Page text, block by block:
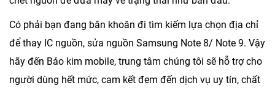
Có phải bạn đang băn khoăn đi tìm kiếm lựa chọn địa chỉ
để thay IC nguồn, sửa nguồn Samsung Note 8/ Note 9. Vậy
hãy đến Bảo kim mobile, trung tâm chúng tôi sẽ hỗ trợ cho
người dùng hết mức, cam kết đem đến dịch vụ uy tín, chất